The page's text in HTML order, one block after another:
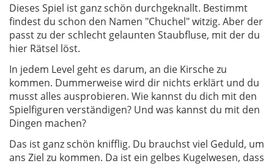
Dieses Spiel ist ganz schön durchgeknallt. Bestimmt
findest du schon den Namen "Chuchel" witzig. Aber der
passt zu der schlecht gelaunten Staubfluse, mit der du
hier Rätsel löst.
In jedem Level geht es darum, an die Kirsche zu
kommen. Dummerweise wird dir nichts erklärt und du
musst alles ausprobieren. Wie kannst du dich mit den
Spielfiguren verständigen? Und was kannst du mit den
Dingen machen?
Das ist ganz schön knifflig. Du brauchst viel Geduld, um
ans Ziel zu kommen. Da ist ein gelbes Kugelwesen, dass